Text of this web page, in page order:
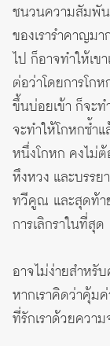
ชนวนความสัมพั
ของเรารำคาญม
ไป ก็อาจทำให้เข
ต่อว่าโดยการโก
ขึ้นบ่อยเข้า ก็จะ
จะทำให้โกหกซ้ำ
หนึ่งโกหก คงไม่ต้
หึงหวง และบรร
ทวีคูณ และสุดท้า
การเลิกราในที่สุด
อาจไม่ง่ายสำหรั
หากเราคิดว่าคุ้ม
ที่รักเราด้วยควา